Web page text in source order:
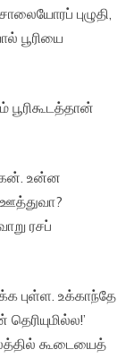
புழுதி,
பூரியை
பூரிகூடத்தான்
உன்ன
ஊத்துவா?
ரசப்
புள்ள. உக்காந்தே
கூடையைத்